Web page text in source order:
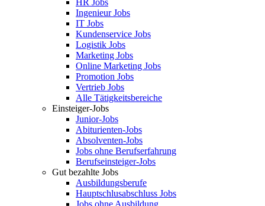
HR Jobs
Ingenieur Jobs
IT Jobs
Kundenservice Jobs
Logistik Jobs
Marketing Jobs
Online Marketing Jobs
Promotion Jobs
Vertrieb Jobs
Alle Tätigkeitsbereiche
Einsteiger-Jobs
Junior-Jobs
Abiturienten-Jobs
Absolventen-Jobs
Jobs ohne Berufserfahrung
Berufseinsteiger-Jobs
Gut bezahlte Jobs
Ausbildungsberufe
Hauptschlusabschluss Jobs
Jobs ohne Ausbildung